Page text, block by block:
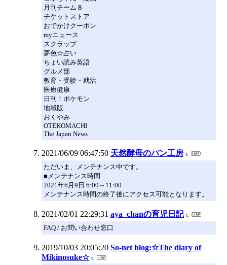
月刊チーム８
チケットストア
おでかけクーポン
myニュース
スクラップ
夢色☆占い
ちょい読み英語
グルメ部
教育・受験・就活
医療健康
日刊！ポケモン
地域版
おくやみ
OTEKOMACHI
The Japan News
2021/06/09 06:47:50 天然酵母のパン工房
ただいま、メンテナンス中です。
■メンテナンス時間
2021年6月9日 6:00～11:00
メンテナンス時間の終了後にアクセス可能となります。
2021/02/01 22:29:31 aya_chanの育児日記
FAQ / お問い合わせ窓口
2019/10/03 20:05:20 So-net blog:☆The diary of
Mikinosuke☆